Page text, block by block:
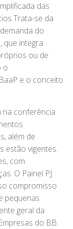
das
se da
do
que integra
ou de
o
e o conceito
na conferência
além de
estão vigentes.
com
O Painel PJ
compromisso
pequenas
geral da
do BB.